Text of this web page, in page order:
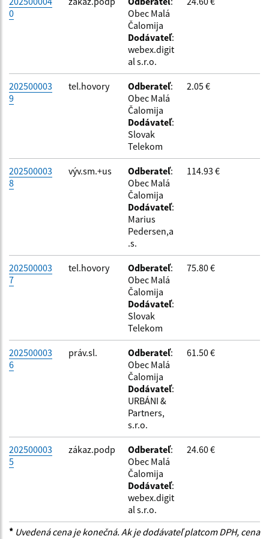
0
Obec Malá
Čalomija
Dodávateľ:
webex.digit
al s.r.o.
202500003
9
tel.hovory Odberateľ:
Obec Malá
Čalomija
Dodávateľ:
Slovak
Telekom
2.05 €
202500003
8
výv.sm.+us Odberateľ:
Obec Malá
Čalomija
Dodávateľ:
Marius
Pedersen,a
.s.
114.93 €
202500003
7
tel.hovory Odberateľ:
Obec Malá
Čalomija
Dodávateľ:
Slovak
Telekom
75.80 €
202500003
6
práv.sl. Odberateľ:
Obec Malá
Čalomija
Dodávateľ:
URBÁNI &
Partners,
s.r.o.
61.50 €
202500003
5
zákaz.podp Odberateľ:
Obec Malá
Čalomija
Dodávateľ:
webex.digit
al s.r.o.
24.60 €
* Uvedená cena je konečná. Ak je dodávateľ platcom DPH, cena